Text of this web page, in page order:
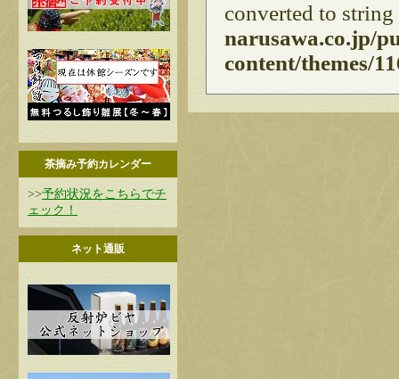
茶摘み予約カレンダー
>>予約状況をこちらでチ
ェック！
ネット通販
converted to
narusawa.co.jp/
content/themes/